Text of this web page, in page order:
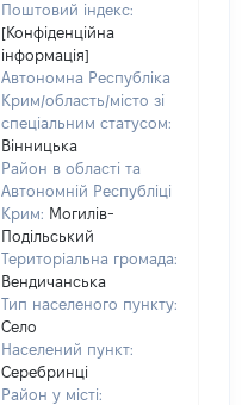
Поштовий індекс:
[Конфіденційна
інформація]
Автономна Республіка
Крим/область/місто зі
спеціальним статусом:
Вінницька
Район в області та
Автономній Республіці
Крим: Могилів-
Подільський
Територіальна громада:
Вендичанська
Тип населеного пункту:
Село
Населений пункт:
Серебринці
Район у місті: